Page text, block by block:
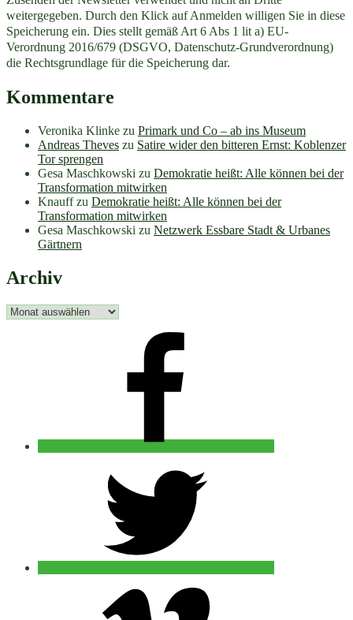
weitergegeben. Durch den Klick auf Anmelden willigen Sie in diese
Speicherung ein. Dies stellt gemäß Art 6 Abs 1 lit a) EU-
Verordnung 2016/679 (DSGVO, Datenschutz-Grundverordnung)
die Rechtsgrundlage für die Speicherung dar.
Kommentare
Veronika Klinke zu Primark und Co – ab ins Museum
Andreas Theves zu Satire wider den bitteren Ernst: Koblenzer
Tor sprengen
Gesa Maschkowski zu Demokratie heißt: Alle können bei der
Transformation mitwirken
Knauffzu Demokratie heißt: Alle können bei der
Transformation mitwirken
Gesa Maschkowski zu Netzwerk Essbare Stadt & Urbanes
Gärtnern
Archiv
Archiv